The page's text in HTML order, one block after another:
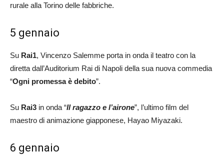
rurale alla Torino delle fabbriche.
5 gennaio
Su Rai1, Vincenzo Salemme porta in onda il teatro con la
diretta dall’Auditorium Rai di Napoli della sua nuova commedia
“Ogni promessa è debito”.
Su Rai3 in onda “Il ragazzo e l’airone”, l’ultimo film del
maestro di animazione giapponese, Hayao Miyazaki.
6 gennaio